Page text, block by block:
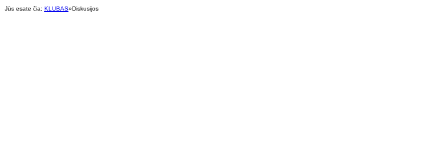
Jūs esate čia: KLUBAS»Diskusijos